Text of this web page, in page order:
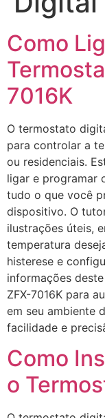
Como
7016K
O termostato
para controlar a
ou residenciais.
ligar e programar
tudo o que você
dispositivo. O
ilustrações úteis,
temperatura
histerese e
informações
ZFX-7016K para
em seu ambiente
facilidade e
Como
o